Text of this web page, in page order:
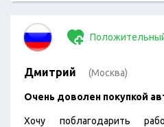
наличными без всяких
отвечал, что все…
Дмитрий (Москва)
Очень доволен покупкой
Хочу поблагодарить